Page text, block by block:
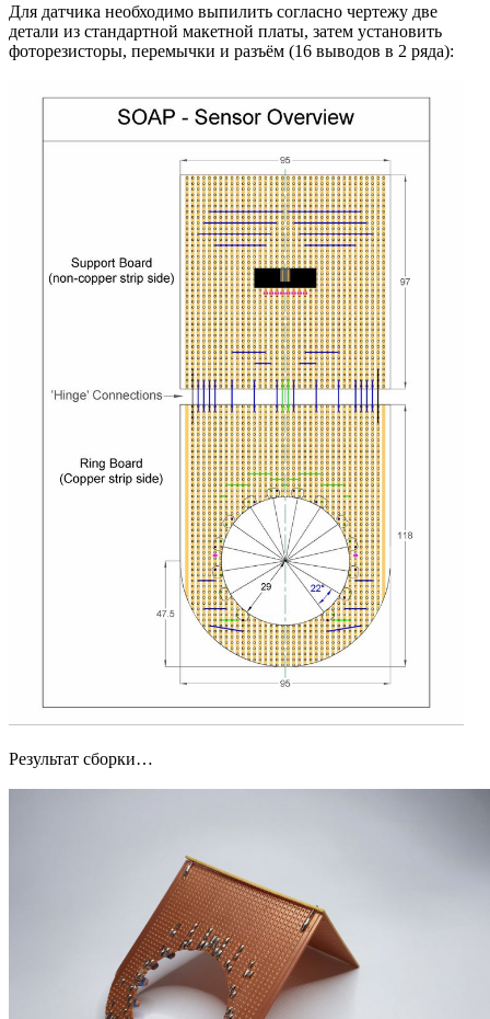
Для датчика необходимо выпилить согласно чертежу две
детали из стандартной макетной платы, затем установить
фоторезисторы, перемычки и разъём (16 выводов в 2 ряда):
Результат сборки…